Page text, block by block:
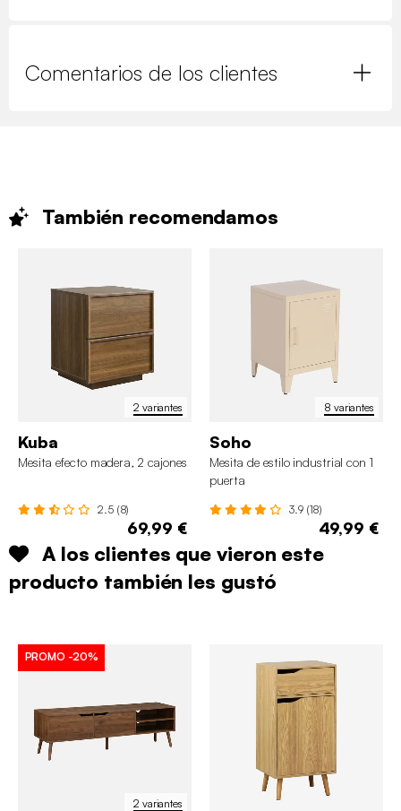
Comentarios de los clientes
También recomendamos
2 variantes
Kuba
Mesita efecto madera, 2 cajones
2.5 (8)
69,99 €
8 variantes
Soho
Mesita de estilo industrial con 1
puerta
3.9 (18)
49,99 €
A los clientes que vieron este
producto también les gustó
2 variantes
PROMO -20%